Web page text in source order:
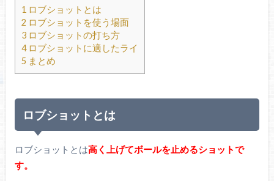
1 ロブショットとは
2 ロブショットを使う場面
3ロブショットの打ち方
4ロブショットに適したライ
5 まとめ
ロブショットとは
ロブショットとは高く上げてボールを止めるショットで
す。